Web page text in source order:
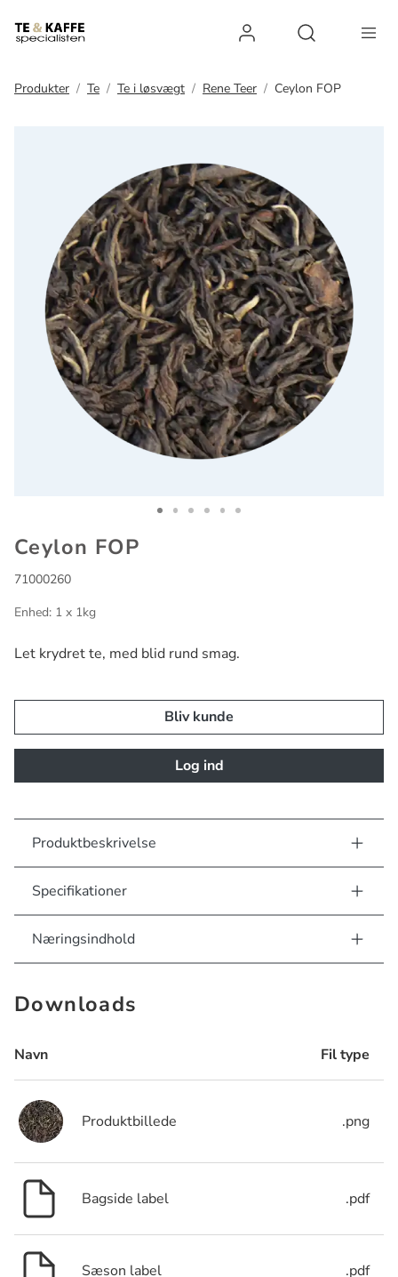
Log ind
Produkter Te Te i løsvægt Rene Teer Ceylon FOP
Ceylon FOP
71000260
Enhed: 1 x 1kg
Let krydret te, med blid rund smag.
Bliv kunde
Log ind
Produktbeskrivelse
Specifikationer
Næringsindhold
Downloads
Navn Fil type
Produktbillede .png
Bagside label .pdf
Sæson label .pdf